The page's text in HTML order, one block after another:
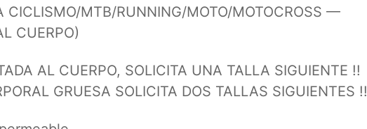
CICLISMO/MTB/RUNNING/MOTO/MOTOCROSS —
CUERPO)
AL CUERPO, SOLICITA UNA TALLA SIGUIENTE !!
GRUESA SOLICITA DOS TALLAS SIGUIENTES !!